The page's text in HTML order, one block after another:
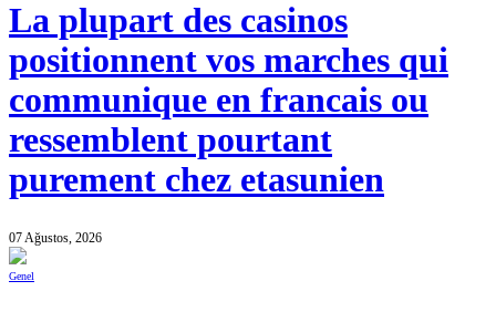
La plupart des casinos
positionnent vos marches qui
communique en francais ou
ressemblent pourtant
purement chez etasunien
07 Ağustos, 2026
Genel